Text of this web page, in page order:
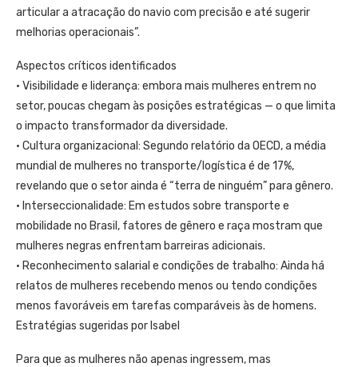
articular a atracação do navio com precisão e até sugerir
melhorias operacionais”.
Aspectos críticos identificados
• Visibilidade e liderança: embora mais mulheres entrem no
setor, poucas chegam às posições estratégicas — o que limita
o impacto transformador da diversidade.
• Cultura organizacional: Segundo relatório da OECD, a média
mundial de mulheres no transporte/logística é de 17%,
revelando que o setor ainda é “terra de ninguém” para gênero.
• Interseccionalidade: Em estudos sobre transporte e
mobilidade no Brasil, fatores de gênero e raça mostram que
mulheres negras enfrentam barreiras adicionais.
• Reconhecimento salarial e condições de trabalho: Ainda há
relatos de mulheres recebendo menos ou tendo condições
menos favoráveis em tarefas comparáveis às de homens.
Estratégias sugeridas por Isabel
Para que as mulheres não apenas ingressem, mas